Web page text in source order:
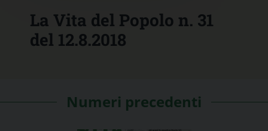
La Vita del Popolo n. 31
del 12.8.2018
Numeri precedenti